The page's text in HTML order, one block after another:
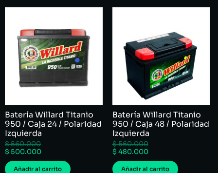
Batería Willard Titanio
950 / Caja 24 / Polaridad
Izquierda
$560.000
$ 500.000
Añadir al carrito
Batería Willard Titanio
950 / Caja 48 / Polaridad
Izquierda
$560.000
$ 480.000
Añadir al carrito